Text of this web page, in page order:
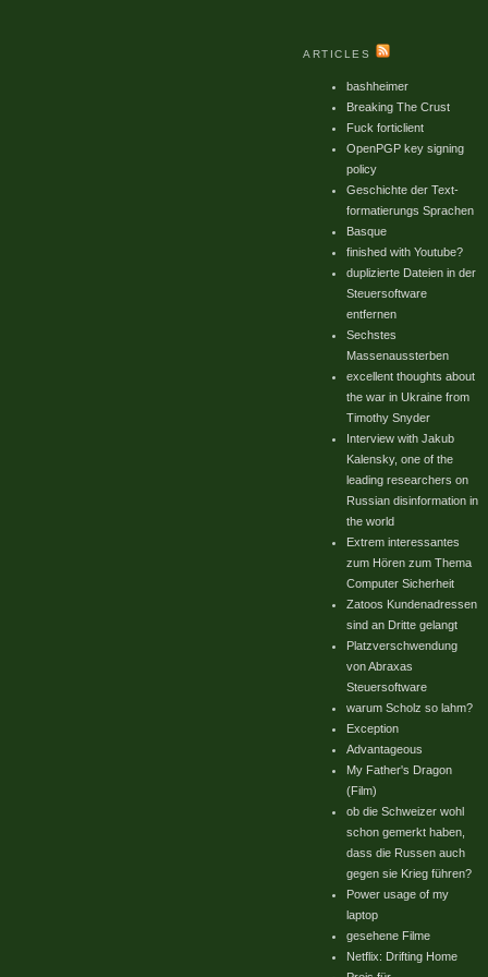
ARTICLES
bashheimer
Breaking The Crust
Fuck forticlient
OpenPGP key signing
policy
Geschichte der Text-
formatierungs Sprachen
Basque
finished with Youtube?
duplizierte Dateien in der
Steuersoftware
entfernen
Sechstes
Massenaussterben
excellent thoughts about
the war in Ukraine from
Timothy Snyder
Interview with Jakub
Kalensky, one of the
leading researchers on
Russian disinformation in
the world
Extrem interessantes
zum Hören zum Thema
Computer Sicherheit
Zatoos Kundenadressen
sind an Dritte gelangt
Platzverschwendung
von Abraxas
Steuersoftware
warum Scholz so lahm?
Exception
Advantageous
My Father's Dragon
(Film)
ob die Schweizer wohl
schon gemerkt haben,
dass die Russen auch
gegen sie Krieg führen?
Power usage of my
laptop
gesehene Filme
Netflix: Drifting Home